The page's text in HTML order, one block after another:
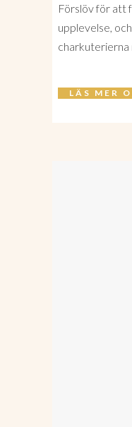
Förslöv för att
upplevelse,
charkuterierna
LÄS MER